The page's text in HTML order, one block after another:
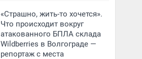
«Страшно, жить-то хочется».
Что происходит вокруг
атакованного БПЛА склада
Wildberries в Волгограде —
репортаж с места